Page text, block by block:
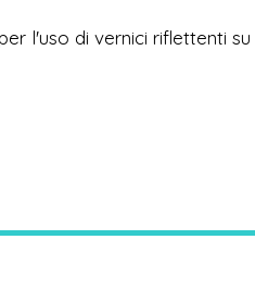
l'uso di vernici riflettenti